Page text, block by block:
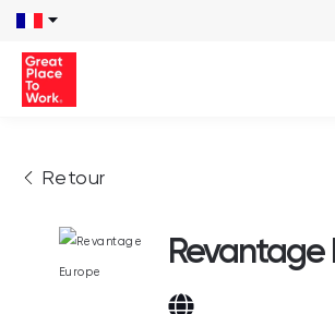
Retour
Revantage